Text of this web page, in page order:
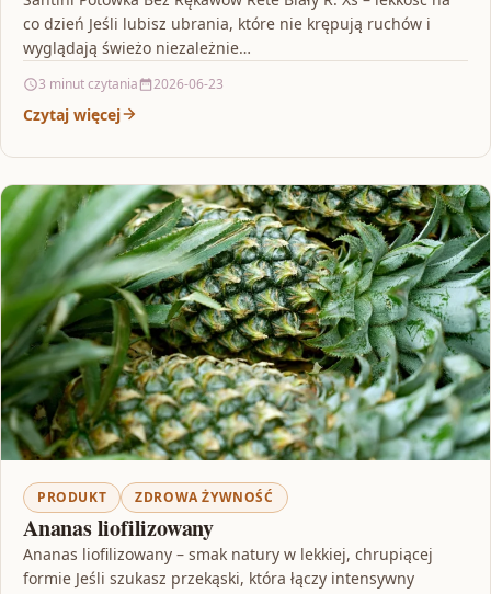
co dzień Jeśli lubisz ubrania, które nie krępują ruchów i
wyglądają świeżo niezależnie…
3 minut czytania 2026-06-23
Czytaj więcej
PRODUKT ZDROWA ŻYWNOŚĆ
Ananas liofilizowany
Ananas liofilizowany – smak natury w lekkiej, chrupiącej
formie Jeśli szukasz przekąski, która łączy intensywny